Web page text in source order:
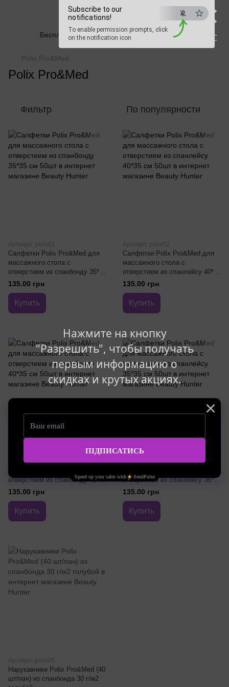
×
ESC
Нажмите на кнопку
"Разрешить", чтобы получать
первым информацию о
скидках и крутых акциях.
Subscribe to our
notifications!
To enable permission prompts, click
on the notification icon
Beauty Hunter
Бесплатная доставка при заказе от 2500 грн
Polix Pro&Med
Polix Pro&Med
Фильтр По популярности
Артикул: polix01
Салфетки Polix Pro&Med для
массажного стола с
отверстием из спанбонду 35*35
см 50шт
135.00 грн
Купить
Артикул: polix02
Салфетки Polix Pro&Med для
массажного стола с
отверстием из спанлейсу 40*35
см 50шт
135.00 грн
Купить
Салфетки Polix Pro&Med для
отверстием из спанбонду 40*35
см 50шт
135.00 грн
Купить
Артикул: polix04
Салфетки Polix Pro&Med для
отверстием из спанлейсу 35*35
см 50шт
135.00 грн
Купить
Артикул: polix05
Нарукавники Polix Pro&Med (40
шт/пач) из спанбонда 30 г/м2